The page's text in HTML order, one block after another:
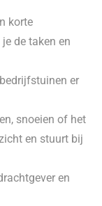
korte
de taken en
er
snoeien of het
en stuurt bij
en